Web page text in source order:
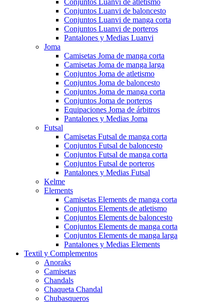
Conjuntos Luanvi de atletismo
Conjuntos Luanvi de baloncesto
Conjuntos Luanvi de manga corta
Conjuntos Luanvi de porteros
Pantalones y Medias Luanvi
Joma
Camisetas Joma de manga corta
Camisetas Joma de manga larga
Conjuntos Joma de atletismo
Conjuntos Joma de baloncesto
Conjuntos Joma de manga corta
Conjuntos Joma de porteros
Equipaciones Joma de árbitros
Pantalones y Medias Joma
Futsal
Camisetas Futsal de manga corta
Conjuntos Futsal de baloncesto
Conjuntos Futsal de manga corta
Conjuntos Futsal de porteros
Pantalones y Medias Futsal
Kelme
Elements
Camisetas Elements de manga corta
Conjuntos Elements de atletismo
Conjuntos Elements de baloncesto
Conjuntos Elements de manga corta
Conjuntos Elements de manga larga
Pantalones y Medias Elements
Textil y Complementos
Anoraks
Camisetas
Chandals
Chaqueta Chandal
Chubasqueros